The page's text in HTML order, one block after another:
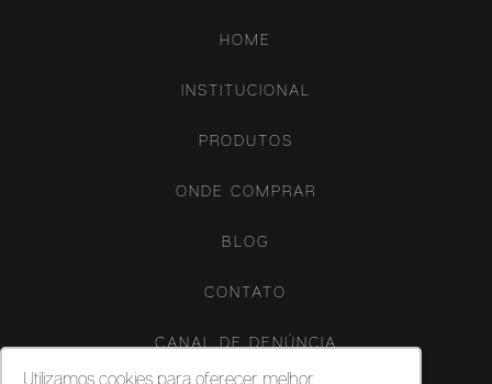
Utilizamos cookies para oferecer melhor
HOME
INSTITUCIONAL
PRODUTOS
ONDE COMPRAR
BLOG
CONTATO
CANAL DE DENÚNCIA